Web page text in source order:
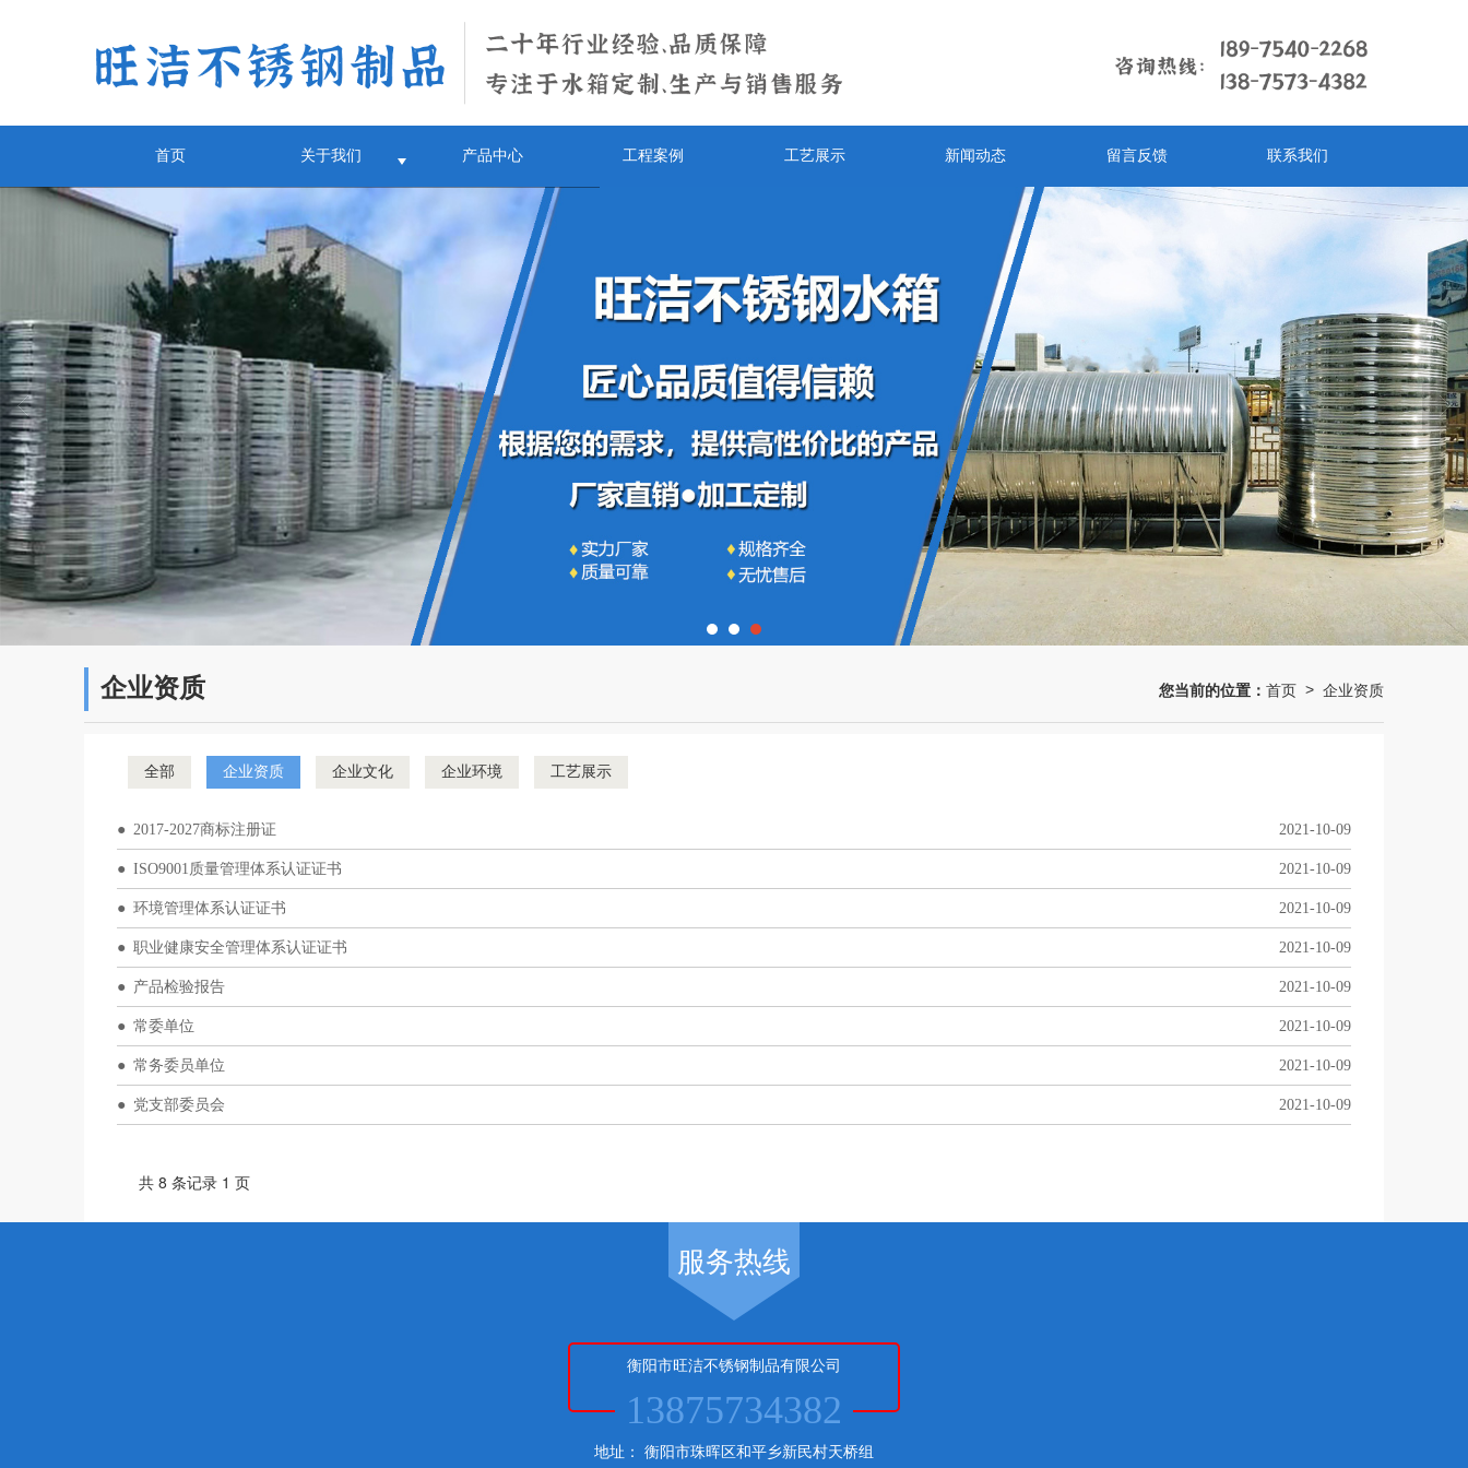
首页 关于我们 产品中心 工程案例 工艺展示 新闻动态 留言反馈 联系我们
企业资质 您当前的位置： 首页 > 企业资质
全部 企业资质 企业文化 企业环境 工艺展示
2017-2027商标注册证 2021-10-09
ISO9001质量管理体系认证证书 2021-10-09
环境管理体系认证证书 2021-10-09
职业健康安全管理体系认证证书 2021-10-09
产品检验报告 2021-10-09
常委单位 2021-10-09
常务委员单位 2021-10-09
党支部委员会 2021-10-09
共 8 条记录 1 页
服务热线
衡阳市旺洁不锈钢制品有限公司
13875734382
地址： 衡阳市珠晖区和平乡新民村天桥组